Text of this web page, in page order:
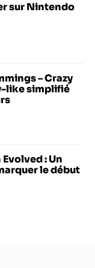
sur Nintendo
– Crazy
like simplifié
: Un
le début